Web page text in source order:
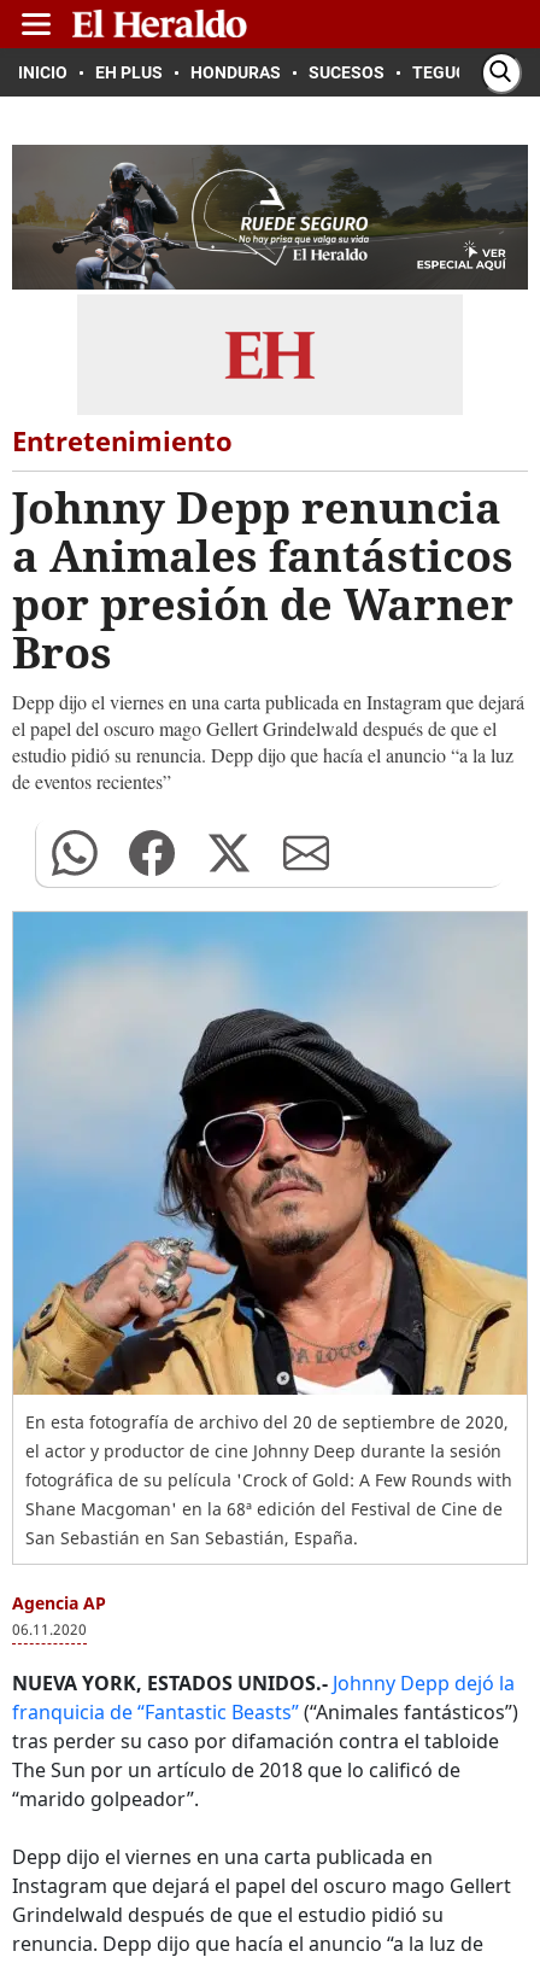
INICIO EH PLUS HONDURAS SUCESOS TEGUCIGALPA
Entretenimiento
Johnny Depp renuncia
a Animales fantásticos
por presión de Warner
Bros
Depp dijo el viernes en una carta publicada en Instagram que dejará
el papel del oscuro mago Gellert Grindelwald después de que el
estudio pidió su renuncia. Depp dijo que hacía el anuncio “a la luz
de eventos recientes”
En esta fotografía de archivo del 20 de septiembre de 2020,
el actor y productor de cine Johnny Deep durante la sesión
fotográfica de su película 'Crock of Gold: A Few Rounds with
Shane Macgoman' en la 68ª edición del Festival de Cine de
San Sebastián en San Sebastián, España.
Agencia AP
06.11.2020
NUEVA YORK, ESTADOS UNIDOS.- Johnny Depp dejó la
franquicia de “Fantastic Beasts”(“Animales fantásticos”)
tras perder su caso por difamación contra el tabloide
The Sun por un artículo de 2018 que lo calificó de
“marido golpeador”.
Depp dijo el viernes en una carta publicada en
Instagram que dejará el papel del oscuro mago Gellert
Grindelwald después de que el estudio pidió su
renuncia. Depp dijo que hacía el anuncio “a la luz de